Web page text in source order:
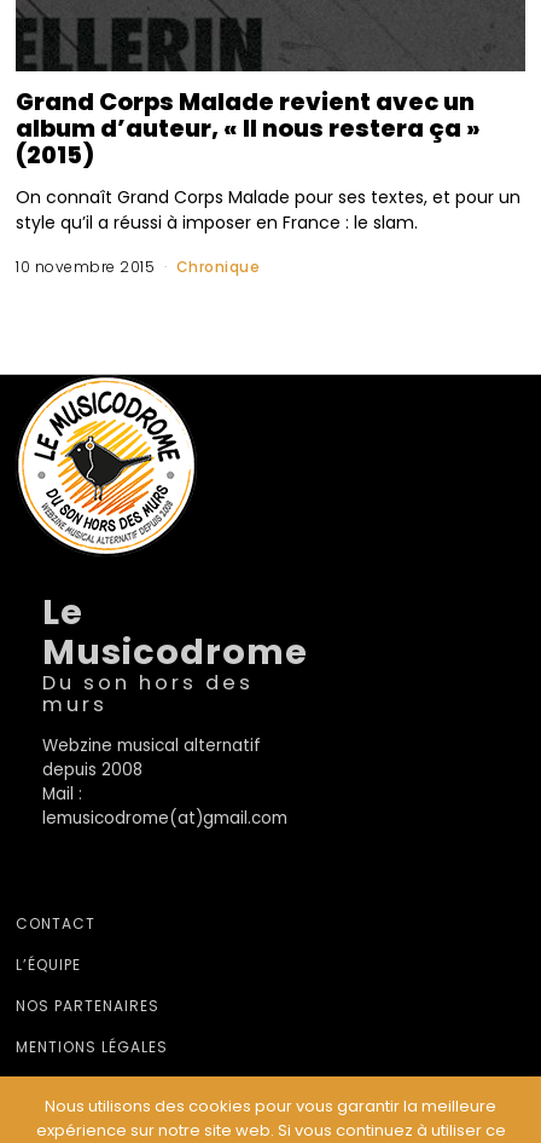
Grand Corps Malade revient avec un
album d’auteur, « Il nous restera ça »
(2015)
On connaît Grand Corps Malade pour ses textes, et pour un
style qu’il a réussi à imposer en France : le slam.
10 novembre 2015 Chronique
Le
Musicodrome
Du son hors des
murs
Webzine musical alternatif
depuis 2008
Mail :
lemusicodrome(at)gmail.com
CONTACT
L’ÉQUIPE
NOS PARTENAIRES
MENTIONS LÉGALES
Nous utilisons des cookies pour vous garantir la meilleure
expérience sur notre site web. Si vous continuez à utiliser ce